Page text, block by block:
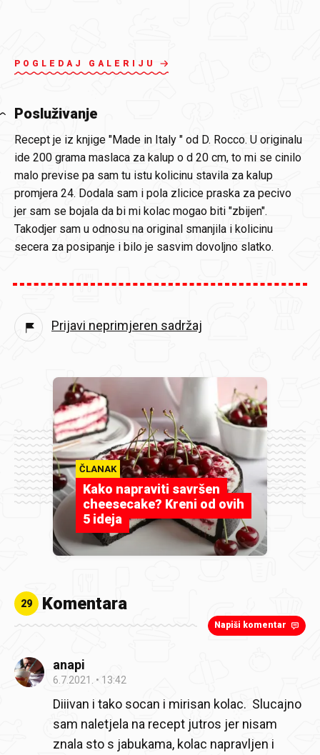
POGLEDAJ GALERIJU
Posluživanje
Recept je iz knjige "Made in Italy " od D. Rocco. U originalu
ide 200 grama maslaca za kalup o d 20 cm, to mi se cinilo
malo previse pa sam tu istu kolicinu stavila za kalup
promjera 24. Dodala sam i pola zlicice praska za pecivo
jer sam se bojala da bi mi kolac mogao biti "zbijen".
Takodjer sam u odnosu na original smanjila i kolicinu
secera za posipanje i bilo je sasvim dovoljno slatko.
Prijavi neprimjeren sadržaj
ČLANAK
Kako napraviti savršen
cheesecake? Kreni od ovih
5 ideja
29 Komentara
Napiši komentar
anapi
6.7.2021. 13:42
Diiivan i tako socan i mirisan kolac. Slucajno
sam naletjela na recept jutros jer nisam
znala sto s jabukama, kolac napravljen i